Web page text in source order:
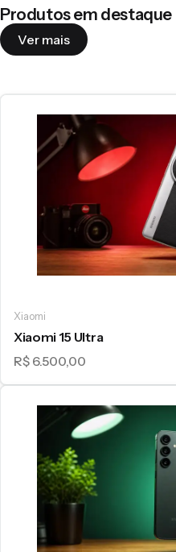
Produtos em destaque
Ver mais
Xiaomi
Xiaomi 15 Ultra
R$ 6.500,00